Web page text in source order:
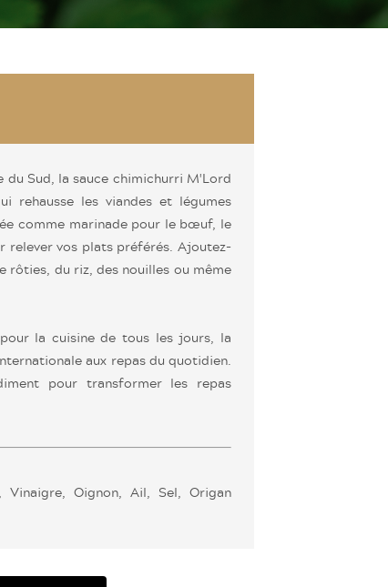
Sud, la sauce chimichurri M'Lord
rehausse les viandes et légumes
comme marinade pour le bœuf, le
vos plats préférés. Ajoutez-
rôties, du riz, des nouilles ou même
la cuisine de tous les jours, la
aux repas du quotidien.
pour transformer les repas
Vinaigre, Oignon, Ail, Sel, Origan